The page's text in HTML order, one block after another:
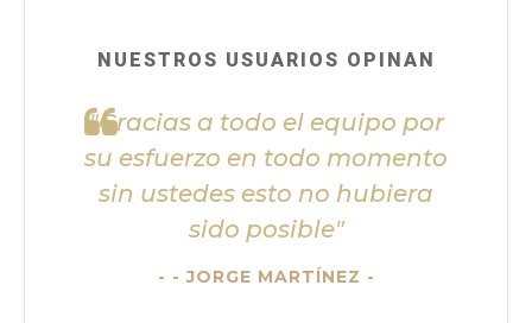
NUESTROS USUARIOS OPINAN
"Gracias a todo el equipo por
su esfuerzo en todo momento
sin ustedes esto no hubiera
sido posible"
- JORGE MARTÍNEZ -